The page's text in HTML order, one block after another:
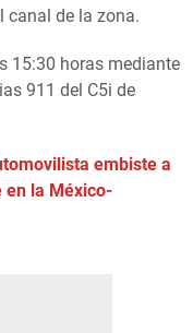
canal de la zona.
15:30 horas mediante
911 del C5i de
embiste a
en la México-